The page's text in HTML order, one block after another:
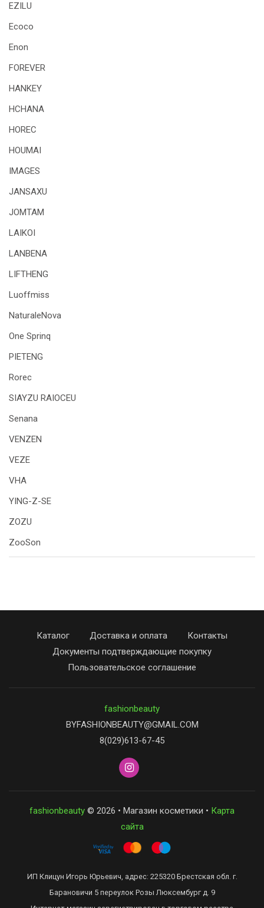
EZILU
Ecoco
Enon
FOREVER
HANKEY
HCHANA
HOREC
HOUMAI
IMAGES
JANSAXU
JOMTAM
LAIKOI
LANBENA
LIFTHENG
Luoffmiss
NaturaleNova
One Sprinq
PIETENG
Rorec
SIAYZU RAIOCEU
Senana
VENZEN
VEZE
VHA
YING-Z-SE
ZOZU
ZooSon
Каталог Доставка и оплата
Контакты
Документы подтверждающие покупку
Пользовательское соглашение
fashionbeauty
BYFASHIONBEAUTY@GMAIL.COM
8(029)613-67-45
fashionbeauty © 2026 • Магазин косметики • Карта
сайта
ИП Клицун Игорь Юрьевич, адрес: 225320 Брестская обл. г.
Барановичи 5 переулок Розы Люксембург д. 9